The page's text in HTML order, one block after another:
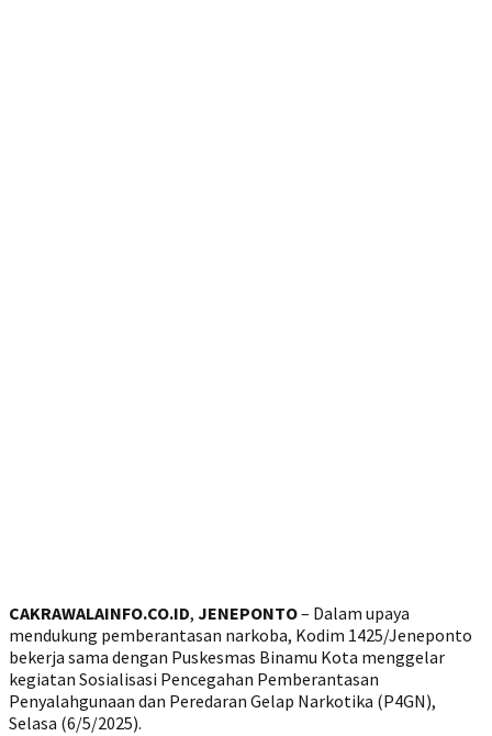
CAKRAWALAINFO.CO.ID, JENEPONTO– Dalam upaya
mendukung pemberantasan narkoba, Kodim 1425/Jeneponto
bekerja sama dengan Puskesmas Binamu Kota menggelar
kegiatan Sosialisasi Pencegahan Pemberantasan
Penyalahgunaan dan Peredaran Gelap Narkotika (P4GN),
Selasa (6/5/2025).